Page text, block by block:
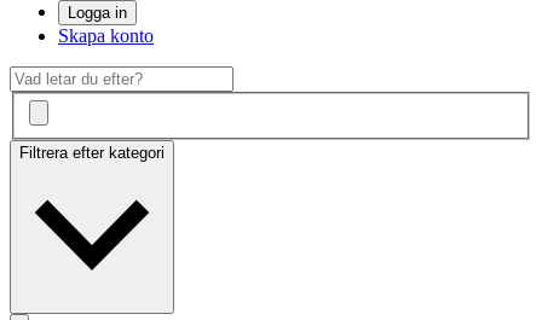
Logga in
Skapa konto
Filtrera efter kategori